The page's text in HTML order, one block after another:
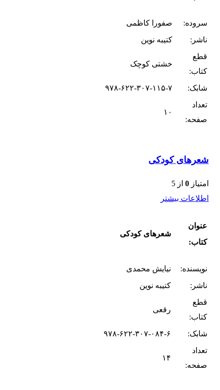
سروده:
صفورا کاظمی
ناشر:
کتیبه نوین
قطع
کتاب:
خشتی کوچک
شابک:
۹۷۸-۶۲۲-۳۰۷-۱۱۵-۷
تعداد
صفحه:
۱۰
شعرهای کودکی
امتیاز 0 از 5
اطلاعات بیشتر
عنوان
کتاب:
شعرهای کودکی
نویسنده:
نیایش محمدی
ناشر:
کتیبه نوین
قطع
کتاب:
رقعی
شابک:
۹۷۸-۶۲۲-۳۰۷-۰۸۴-۶
تعداد
صفحه:
۱۴